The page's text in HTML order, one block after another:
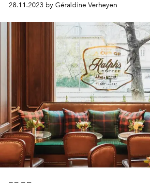
28.11.2023 by Géraldine Verheyen